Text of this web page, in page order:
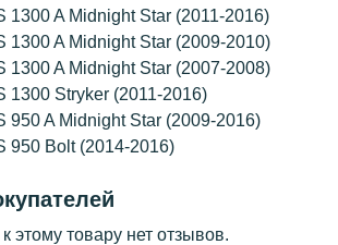
1300 A Midnight Star (2011-2016)
1300 A Midnight Star (2009-2010)
1300 A Midnight Star (2007-2008)
1300 Stryker (2011-2016)
950 A Midnight Star (2009-2016)
950 Bolt (2014-2016)
этому товару нет отзывов.